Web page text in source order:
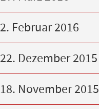
2. Februar 2016
22. Dezember 2015
18. November 2015